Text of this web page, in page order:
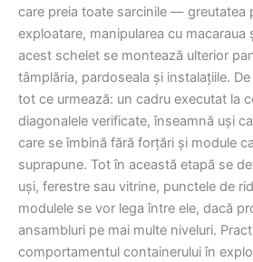
care preia toate sarcinile — greutatea
exploatare, manipularea cu macaraua
acest schelet se montează ulterior
tâmplăria, pardoseala și instalațiile.
tot ce urmează: un cadru executat la
diagonalele verificate, înseamnă uși
care se îmbină fără forțări și module
suprapune. Tot în această etapă se
uși, ferestre sau vitrine, punctele de
modulele se vor lega între ele, dacă
ansambluri pe mai multe niveluri.
comportamentul containerului în